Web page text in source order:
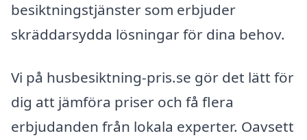
besiktningstjänster som erbjuder
skräddarsydda lösningar för dina behov.
Vi på husbesiktning-pris.se gör det lätt för
dig att jämföra priser och få flera
erbjudanden från lokala experter. Oavsett